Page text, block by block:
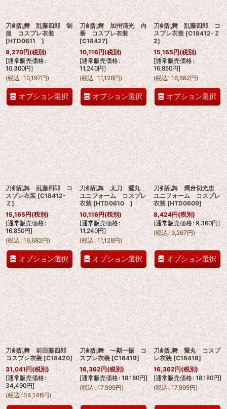
刀剣乱舞 乱藤四郎 制
服 コスプレ衣装
[HTD0611]
9,270円(税別)
[通常販売価格:
10,300円]
(税込: 10,197円)
オプション選択
刀剣乱舞 加州清光 内
番 コスプレ衣装
[C18427]
10,116円(税別)
[通常販売価格:
11,240円]
(税込: 11,128円)
オプション選択
刀剣乱舞 乱藤四郎 コ
スプレ衣装 [C18412-Ｚ
2]
15,165円(税別)
[通常販売価格:
16,850円]
(税込: 16,682円)
オプション選択
刀剣乱舞 乱藤四郎 コ
スプレ衣装 [C18412-
Ｚ]
15,165円(税別)
[通常販売価格:
16,850円]
(税込: 16,682円)
オプション選択
刀剣乱舞 太刀 鶯丸
ユニフォーム コスプレ
衣装 [HTD0610]
10,116円(税別)
[通常販売価格:
11,240円]
(税込: 11,128円)
オプション選択
刀剣乱舞 燭台切光忠
ユニフォーム コスプレ
衣装 [HTD0609]
8,424円(税別)
[通常販売価格: 9,360円]
(税込: 9,267円)
オプション選択
刀剣乱舞 前田藤四郎
コスプレ衣装 [C18420]
31,041円(税別)
[通常販売価格:
34,490円]
(税込: 34,146円)
刀剣乱舞 一期一振 コ
スプレ衣装 [C18419]
16,362円(税別)
[通常販売価格: 18,180円]
(税込: 17,999円)
刀剣乱舞 鶯丸 コスプ
レ衣装 [C18418]
16,362円(税別)
[通常販売価格: 18,180円]
(税込: 17,999円)